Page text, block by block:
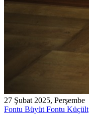
27 Şubat 2025, Perşembe
Fontu Büyüt Fontu Küçült